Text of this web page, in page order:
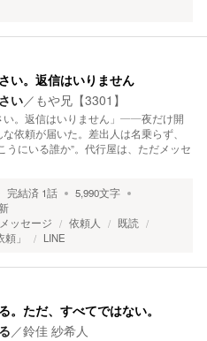
い。返信はいりません
い／ もや兄【3301】
い。返信はいりません」――夜だけ開
依頼が届いた。差出人は名乗らず、
うにいる誰か”。代行屋は、ただメッセ
完結済 1話 5,990文字
メッセージ 依頼人
既読
頼」 LINE
。ただ、すべてではない。
／鈴佳 紗希人